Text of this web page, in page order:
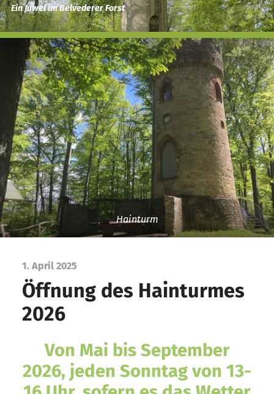
Ein Juwel im Belvederer Forst
Hainturm
1. April 2025
Öffnung des Hainturmes
2026
Von Mai bis September
2026, jeden Sonntag von 13-